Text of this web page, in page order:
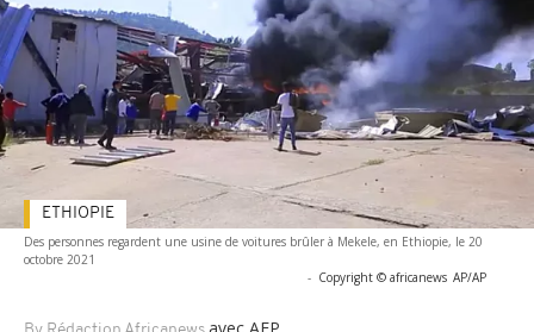
Des personnes regardent une usine de voitures brûler à Mekele, en Ethiopie, le 20
octobre 2021
- Copyright © africanews AP/AP
ETHIOPIE